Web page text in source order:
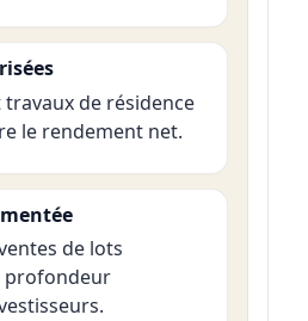
travaux de résidence
le rendement net.
de lots
profondeur